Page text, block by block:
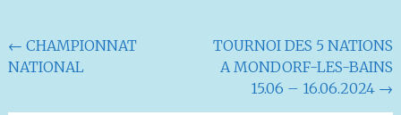
Navigation
de
← CHAMPIONNAT
NATIONAL
TOURNOI DES 5 NATIONS
A MONDORF-LES-BAINS
15.06 – 16.06.2024 →